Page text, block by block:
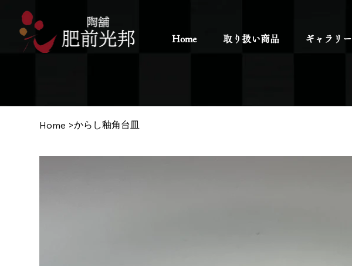
Home 取り扱い商品 ギャラリー
Home >からし釉角台皿